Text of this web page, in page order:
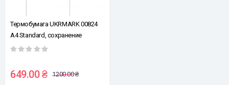
Термобумага UKRMARK 00824
А4 Standard, сохранение
изображения 2-3 года, уп.50л.
термопринтеров формата А4
649.00 ₴ 1200.00 ₴